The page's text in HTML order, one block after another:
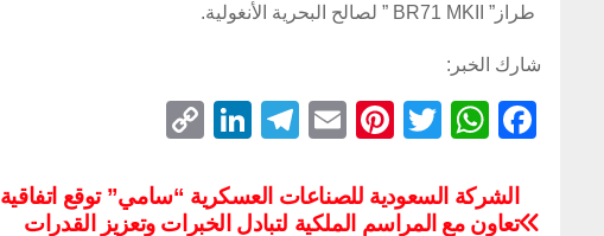
طراز” BR71 MKII ” لصالح البحرية الأنغولية.
شارك الخبر:
F
c
W
at
T
tt
Pi
er
E
ail
T
e
Li
k
p
الشركة السعودية للصناعات العسكرية “سامي” توقع اتفاقية
تعاون مع المراسم الملكية لتبادل الخبرات وتعزيز القدرات